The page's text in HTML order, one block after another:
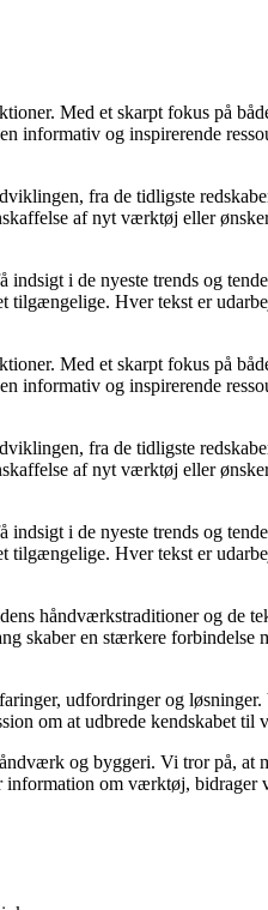
Med et skarpt fokus på
informativ og inspirerende
fra de tidligste
af nyt værktøj eller
i de nyeste trends og
tilgængelige. Hver tekst er
Med et skarpt fokus på
informativ og inspirerende
fra de tidligste
af nyt værktøj eller
i de nyeste trends og
tilgængelige. Hver tekst er
håndværkstraditioner og de
skaber en stærkere
udfordringer og
om at udbrede kendskabet til
og byggeri. Vi tror på, at
om værktøj,